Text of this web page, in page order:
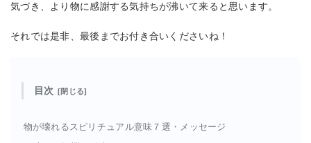
気づき、より物に感謝する気持ちが沸いて来ると思います。
それでは是非、最後までお付き合いくださいね！
目次
物が壊れるスピリチュアル意味７選・メッセージ